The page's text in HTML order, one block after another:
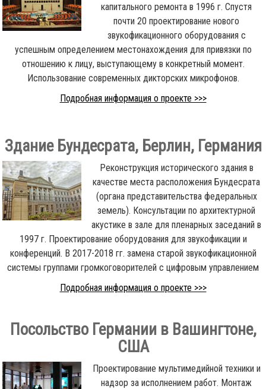
капитального ремонта в 1996 г. Спустя
почти 20 проектирование нового
звукофикационного оборудования с
успешным определением местонахождения для привязки по
отношению к лицу, выступающему в конкретный момент.
Использование современных дикторских микрофонов.
Подробная информация о проекте >>>
Здание Бундесрата, Берлин, Германия
Реконструкция исторического здания в
качестве места расположения Бундесрата
(органа представительства федеральных
земель). Консультации по архитектурной
акустике в зале для пленарных заседаний в
1997 г. Проектирование оборудования для звукофикации и
конференций. В 2017-2018 гг. замена старой звукофикационной
системы группами громкоговорителей с цифровым управлением
Подробная информация о проекте >>>
Посольство Германии в Вашингтоне,
США
Проектирование мультимедийной техники и
надзор за исполнением работ. Монтаж